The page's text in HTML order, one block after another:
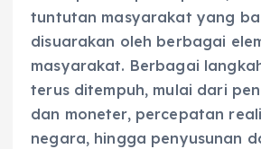
tuntutan masyarakat yang
disuarakan oleh berbagai
masyarakat. Berbagai
terus ditempuh, mulai dari
dan moneter, percepatan
negara, hingga penyusunan